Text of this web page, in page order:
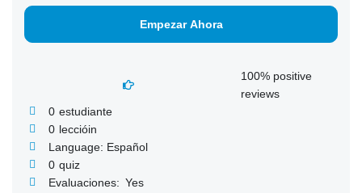
Empezar Ahora
100% positive
reviews
0 estudiante
0 leccióin
Language: Español
0 quiz
Evaluaciones: Yes